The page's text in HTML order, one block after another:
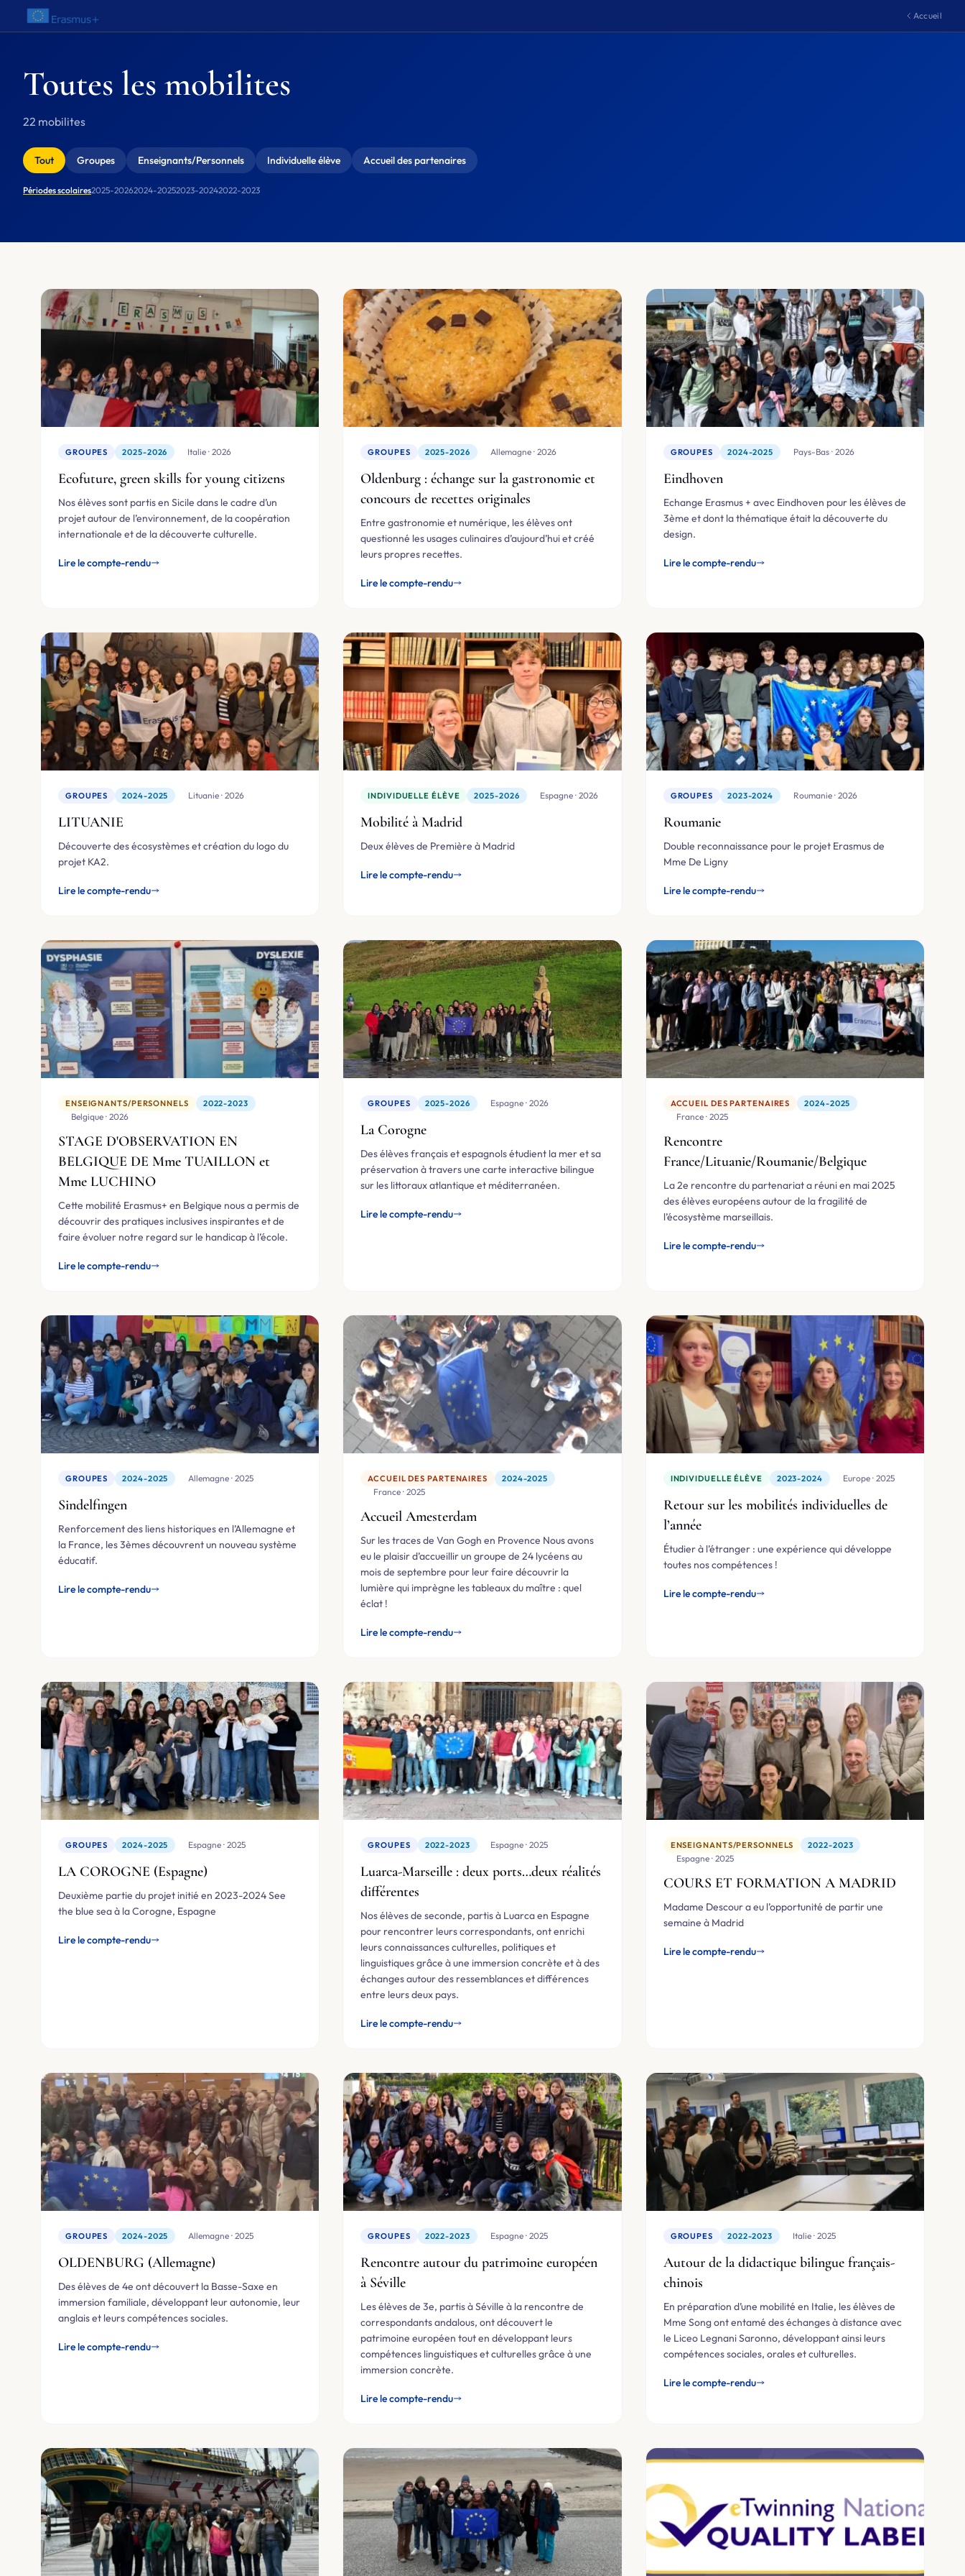
Aller au contenu
Accueil
Toutes les mobilites
22 mobilites
Tout Groupes Enseignants/Personnels Individuelle élève Accueil des partenaires
Périodes scolaires2025-20262024-20252023-20242022-2023
GROUPES 2025-2026 🇮🇹 Italie · 2026
Ecofuture, green skills for young citizens
Nos élèves sont partis en Sicile dans le cadre d’un
projet autour de l’environnement, de la coopération
internationale et de la découverte culturelle.
Lire le compte-rendu
GROUPES 2025-2026 🇩🇪 Allemagne · 2026
Oldenburg : échange sur la gastronomie et
concours de recettes originales
Entre gastronomie et numérique, les élèves ont
questionné les usages culinaires d’aujourd’hui et créé
leurs propres recettes.
Lire le compte-rendu
GROUPES 2024-2025 🇳🇱 Pays-Bas · 2026
Eindhoven
Echange Erasmus + avec Eindhoven pour les élèves de
3ème et dont la thématique était la découverte du
design.
Lire le compte-rendu
GROUPES 2024-2025 🇱🇹 Lituanie · 2026
LITUANIE
Découverte des écosystèmes et création du logo du
projet KA2.
Lire le compte-rendu
INDIVIDUELLE ÉLÈVE 2025-2026 🇪🇸 Espagne · 2026
Mobilité à Madrid
Deux élèves de Première à Madrid
Lire le compte-rendu
GROUPES 2023-2024 🇷🇴 Roumanie · 2026
Roumanie
Double reconnaissance pour le projet Erasmus de
Mme De Ligny
Lire le compte-rendu
ENSEIGNANTS/PERSONNELS 2022-2023
🇧🇪 Belgique · 2026
STAGE D'OBSERVATION EN
BELGIQUE DE Mme TUAILLON et
Mme LUCHINO
Cette mobilité Erasmus+ en Belgique nous a permis de
découvrir des pratiques inclusives inspirantes et de
faire évoluer notre regard sur le handicap à l’école.
Lire le compte-rendu
GROUPES 2025-2026 🇪🇸 Espagne · 2026
La Corogne
Des élèves français et espagnols étudient la mer et sa
préservation à travers une carte interactive bilingue
sur les littoraux atlantique et méditerranéen.
Lire le compte-rendu
ACCUEIL DES PARTENAIRES 2024-2025
🇫🇷 France · 2025
Rencontre
France/Lituanie/Roumanie/Belgique
La 2e rencontre du partenariat a réuni en mai 2025
des élèves européens autour de la fragilité de
l’écosystème marseillais.
Lire le compte-rendu
GROUPES 2024-2025 🇩🇪 Allemagne · 2025
Sindelfingen
Renforcement des liens historiques en l’Allemagne et
la France, les 3èmes découvrent un nouveau système
éducatif.
Lire le compte-rendu
ACCUEIL DES PARTENAIRES 2024-2025
🇫🇷 France · 2025
Accueil Amesterdam
Sur les traces de Van Gogh en Provence Nous avons
eu le plaisir d’accueillir un groupe de 24 lycéens au
mois de septembre pour leur faire découvrir la
lumière qui imprègne les tableaux du maître : quel
éclat !
Lire le compte-rendu
INDIVIDUELLE ÉLÈVE 2023-2024 🌍 Europe · 2025
Retour sur les mobilités individuelles de
l’année
Étudier à l’étranger : une expérience qui développe
toutes nos compétences !
Lire le compte-rendu
GROUPES 2024-2025 🇪🇸 Espagne · 2025
LA COROGNE (Espagne)
Deuxième partie du projet initié en 2023-2024 See
the blue sea à la Corogne, Espagne
Lire le compte-rendu
GROUPES 2022-2023 🇪🇸 Espagne · 2025
Luarca-Marseille : deux ports…deux réalités
différentes
Nos élèves de seconde, partis à Luarca en Espagne
pour rencontrer leurs correspondants, ont enrichi
leurs connaissances culturelles, politiques et
linguistiques grâce à une immersion concrète et à des
échanges autour des ressemblances et différences
entre leurs deux pays.
Lire le compte-rendu
ENSEIGNANTS/PERSONNELS 2022-2023
🇪🇸 Espagne · 2025
COURS ET FORMATION A MADRID
Madame Descour a eu l’opportunité de partir une
semaine à Madrid
Lire le compte-rendu
GROUPES 2024-2025 🇩🇪 Allemagne · 2025
OLDENBURG (Allemagne)
Des élèves de 4e ont découvert la Basse-Saxe en
immersion familiale, développant leur autonomie, leur
anglais et leurs compétences sociales.
Lire le compte-rendu
GROUPES 2022-2023 🇪🇸 Espagne · 2025
Rencontre autour du patrimoine européen
à Séville
Les élèves de 3e, partis à Séville à la rencontre de
correspondants andalous, ont découvert le
patrimoine européen tout en développant leurs
compétences linguistiques et culturelles grâce à une
immersion concrète.
Lire le compte-rendu
GROUPES 2022-2023 🇮🇹 Italie · 2025
Autour de la didactique bilingue français-
chinois
En préparation d’une mobilité en Italie, les élèves de
Mme Song ont entamé des échanges à distance avec
le Liceo Legnani Saronno, développant ainsi leurs
compétences sociales, orales et culturelles.
Lire le compte-rendu